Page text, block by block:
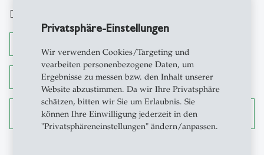
Privatsphäre-Einstellungen
Wir verwenden Cookies/Targeting und
vearbeiten personenbezogene Daten, um
Ergebnisse zu messen bzw. den Inhalt unserer
Website abzustimmen. Da wir Ihre Privatsphäre
schätzen, bitten wir Sie um Erlaubnis. Sie
können Ihre Einwilligung jederzeit in den
"Privatsphäreneinstellungen" ändern/anpassen.
Downloads
Formular: Doktoratsvereinbarung
Weisungen: Amtlich beglaubigte Dokumente und
Übersetzungen